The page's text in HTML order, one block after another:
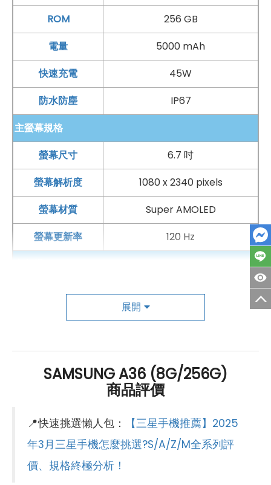
ROM
256 GB
電量
5000 mAh
快速充電
45W
防水防塵
IP67
主螢幕規格
螢幕尺寸
6.7 吋
螢幕解析度
1080 x 2340 pixels
螢幕材質
Super AMOLED
螢幕更新率
120 Hz
第一主相機畫素
5000 萬畫素
第一主相機鏡頭種類
廣角鏡頭
錄影功能
4K（30FPS）
光學防手震
有
第二主相機畫素
800 萬畫素
展開
SAMSUNG A36 (8G/256G)
商品評價
📍快速挑選懶人包：
【三星手機推薦】2025
年3月三星手機怎麼挑選?S/A/Z/M全系列評
價、規格終極分析！